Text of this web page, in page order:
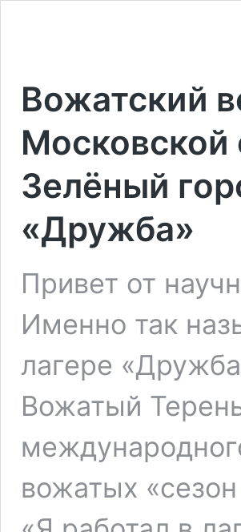
Вожатский
Московской
Зелёный
«Дружба»
Привет от
Именно так
лагере
Вожатый
вожатых